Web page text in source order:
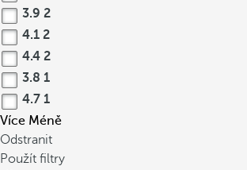
3.9 2
4.1 2
4.4 2
3.8 1
4.7 1
Více Méně
Odstranit
Použít filtry